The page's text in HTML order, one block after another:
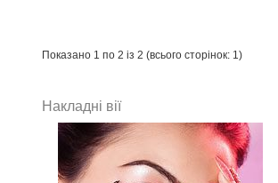
Показано 1 по 2 із 2 (всього сторінок: 1)
Накладні вії